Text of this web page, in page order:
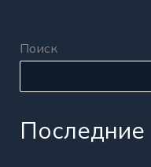
Поиск
Последние